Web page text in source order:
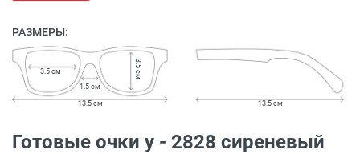
РАЗМЕРЫ:
1.5 см
3.5 см 3.5 см
13.5 см 13.5 см
Готовые очки y - 2828 сиреневый